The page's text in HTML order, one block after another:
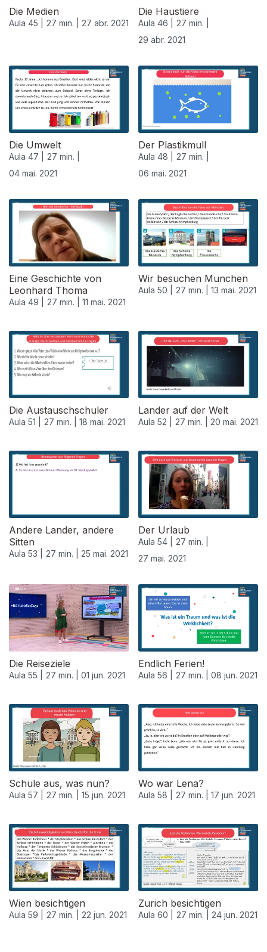
Die Medien
Aula 45 | 27 min. | 27 abr. 2021
Die Haustiere
Aula 46 |
27 min. |
29 abr. 2021
Die Umwelt
Aula 47 |
27 min. |
04 mai. 2021
Der Plastikmull
Aula 48 |
27 min. |
06 mai. 2021
542082
Eine Geschichte von
Leonhard Thoma
Aula 49 | 27 min. | 11 mai. 2021
Wir besuchen Munchen
Aula 50 | 27 min. | 13 mai. 2021
Die Austauschschuler
Aula 51 | 27 min. | 18 mai. 2021
Lander auf der Welt
Aula 52 | 27 min. | 20 mai. 2021
Andere Lander, andere
Sitten
Aula 53 | 27 min. | 25 mai. 2021
Der Urlaub
Aula 54 |
27 min. |
27 mai. 2021
Die Reiseziele
Aula 55 | 27 min. | 01 jun. 2021
Endlich Ferien!
Aula 56 | 27 min. | 08 jun. 2021
Schule aus, was nun?
Aula 57 | 27 min. | 15 jun. 2021
Wo war Lena?
Aula 58 | 27 min. | 17 jun. 2021
Wien besichtigen
Aula 59 | 27 min. | 22 jun. 2021
Zurich besichtigen
Aula 60 | 27 min. | 24 jun. 2021
553324